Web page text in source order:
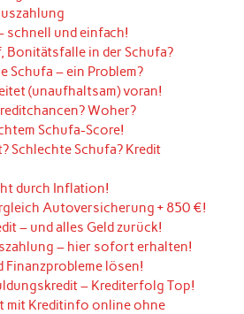
schnell und einfach!
Bonitätsfalle in der Schufa?
Schufa – ein Problem?
(unaufhaltsam) voran!
Woher?
Schufa-Score!
Schlechte Schufa? Kredit
durch Inflation!
Autoversicherung + 850 €!
– und alles Geld zurück!
– hier sofort erhalten!
Finanzprobleme lösen!
– Krediterfolg Top!
mit Kreditinfo online ohne